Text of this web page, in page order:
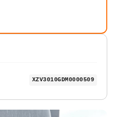
XZV3010GDM0000509